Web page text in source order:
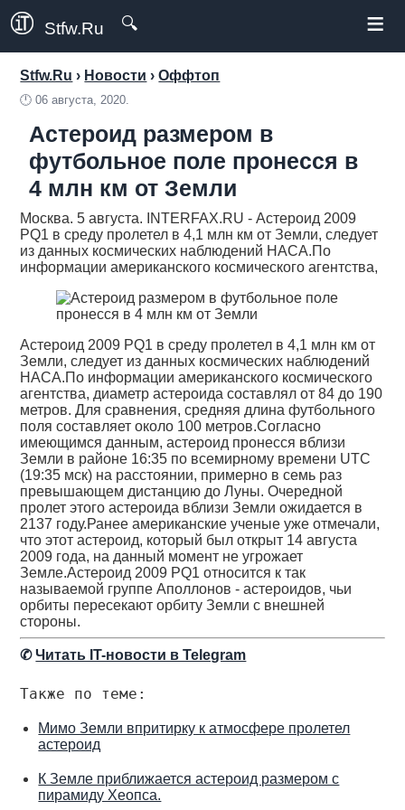
Stfw.Ru 🔍 ≡
Stfw.Ru › Новости ›Оффтоп
🕛06 августа, 2020.
Астероид размером в
футбольное поле пронесся в
4 млн км от Земли
Москва. 5 августа. INTERFAX.RU - Астероид 2009
PQ1 в среду пролетел в 4,1 млн км от Земли, следует
из данных космических наблюдений НАСА.По
информации американского космического агентства,
Астероид 2009 PQ1 в среду пролетел в 4,1 млн км от
Земли, следует из данных космических наблюдений
НАСА.По информации американского космического
агентства, диаметр астероида составлял от 84 до 190
метров. Для сравнения, средняя длина футбольного
поля составляет около 100 метров.Согласно
имеющимся данным, астероид пронесся вблизи
Земли в районе 16:35 по всемирному времени UTC
(19:35 мск) на расстоянии, примерно в семь раз
превышающем дистанцию до Луны. Очередной
пролет этого астероида вблизи Земли ожидается в
2137 году.Ранее американские ученые уже отмечали,
что этот астероид, который был открыт 14 августа
2009 года, на данный момент не угрожает
Земле.Астероид 2009 PQ1 относится к так
называемой группе Аполлонов - астероидов, чьи
орбиты пересекают орбиту Земли с внешней
стороны.
✆Читать IT-новости в Telegram
Также по теме:
Мимо Земли впритирку к атмосфере пролетел
астероид
К Земле приближается астероид размером с
пирамиду Хеопса.